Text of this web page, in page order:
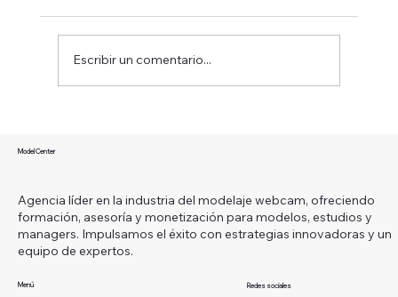
Escribir un comentario...
Model Center
Agencia líder en la industria del modelaje webcam, ofreciendo
formación, asesoría y monetización para modelos, estudios y
managers. Impulsamos el éxito con estrategias innovadoras y un
equipo de expertos.
Menú Redes sociales